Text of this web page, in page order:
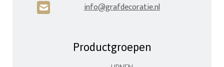
H info@grafdecoratie.nl
Productgroepen